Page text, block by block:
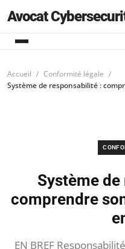
Avocat
Accueil
Conformité légale
Système de responsabilité :
Système
comprendre
EN BREF